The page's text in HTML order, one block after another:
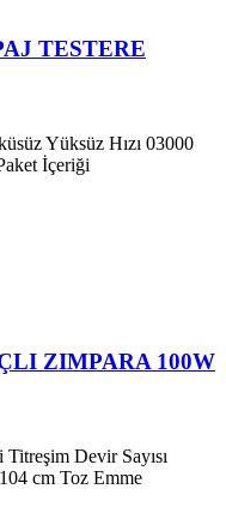
TESTERE
Yüksüz Hızı 03000
İçeriği
ZIMPARA 100W
Devir Sayısı
cm Toz Emme